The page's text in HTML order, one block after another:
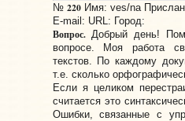
№ 220Имя: ves/na
E-mail: URL: Город:
Вопрос.Добрый день!
вопросе. Моя работа
текстов. По каждому
т.е. сколько
Если я целиком
считается это
Ошибки, связанные с